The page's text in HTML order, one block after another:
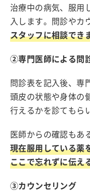
治療中の病気、服用
入します。問診やカ
スタッフに相談でき
②専門医師による問
問診表を記入後、専
頭皮の状態や身体の
行えるかを診てもら
医師からの確認もあ
現在服用している薬
ここで忘れずに伝え
③カウンセリング